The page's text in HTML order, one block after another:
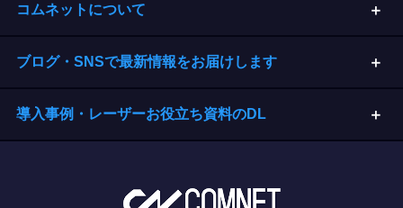
コムネットについて
ブログ・SNSで最新情報をお届けします
導入事例・レーザーお役立ち資料のDL